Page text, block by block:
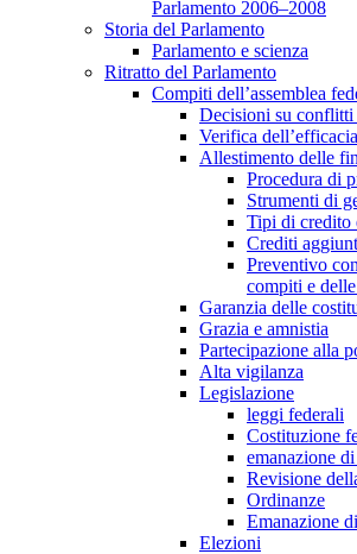
Parlamento 2006–2008
Storia del Parlamento
Parlamento e scienza
Ritratto del Parlamento
Compiti dell’assemblea
Decisioni su conflitti
Verifica dell’efficacia
Allestimento delle
Procedura di
Strumenti di
Tipi di credito
Crediti
Preventivo
compiti e
Garanzia delle
Grazia e amnistia
Partecipazione alla
Alta vigilanza
Legislazione
leggi federali
Costituzione
emanazione
Revisione
Ordinanze
Emanazione
Elezioni